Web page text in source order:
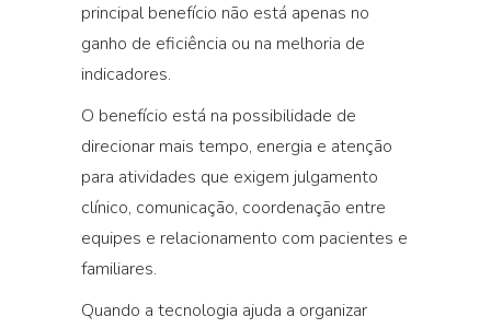
principal benefício não está apenas no
ganho de eficiência ou na melhoria de
indicadores.
O benefício está na possibilidade de
direcionar mais tempo, energia e atenção
para atividades que exigem julgamento
clínico, comunicação, coordenação entre
equipes e relacionamento com pacientes e
familiares.
Quando a tecnologia ajuda a organizar